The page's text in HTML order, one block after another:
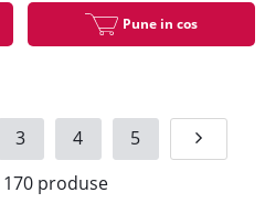
Pune in cos
3 4
5
170produse